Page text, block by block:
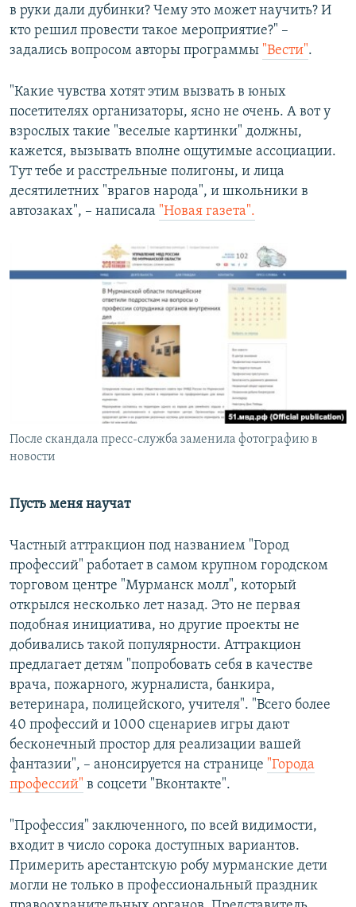
в руки дали дубинки? Чему это может научить? И
кто решил провести такое мероприятие?" –
задались вопросом авторы программы "Вести".
"Какие чувства хотят этим вызвать в юных
посетителях организаторы, ясно не очень. А вот у
взрослых такие "веселые картинки" должны,
кажется, вызывать вполне ощутимые ассоциации.
Тут тебе и расстрельные полигоны, и лица
десятилетних "врагов народа", и школьники в
автозаках", – написала "Новая газета".
После скандала пресс-служба заменила фотографию в
новости
Пусть меня научат
Частный аттракцион под названием "Город
профессий" работает в самом крупном городском
торговом центре "Мурманск молл", который
открылся несколько лет назад. Это не первая
подобная инициатива, но другие проекты не
добивались такой популярности. Аттракцион
предлагает детям "попробовать себя в качестве
врача, пожарного, журналиста, банкира,
ветеринара, полицейского, учителя". "Всего более
40 профессий и 1000 сценариев игры дают
бесконечный простор для реализации вашей
фантазии", – анонсируется на странице "Города
профессий" в соцсети "Вконтакте".
"Профессия" заключенного, по всей видимости,
входит в число сорока доступных вариантов.
Примерить арестантскую робу мурманские дети
могли не только в профессиональный праздник